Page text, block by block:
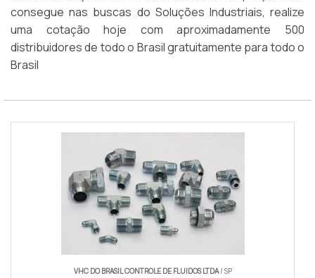
consegue nas buscas do Soluções Industriais, realize
uma cotação hoje com aproximadamente 500
distribuidores de todo o Brasil gratuitamente para todo o
Brasil
VHC DO BRASIL CONTROLE DE FLUIDOS LTDA/ SP